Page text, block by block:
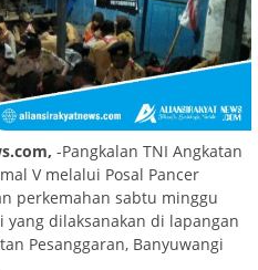
-Pangkalan TNI Angkatan
V melalui Posal Pancer
perkemahan sabtu minggu
yang dilaksanakan di lapangan
Pesanggaran, Banyuwangi